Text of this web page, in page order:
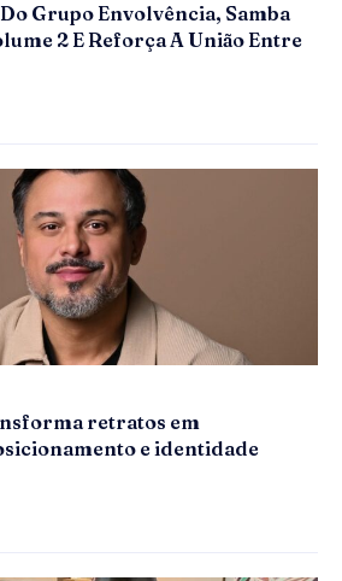
Grupo Envolvência, Samba
2 E Reforça A União Entre
retratos em
e identidade